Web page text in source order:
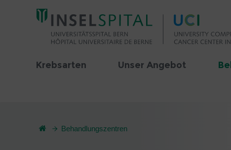
Krebsarten Unser Angebot
Behandlungszentren